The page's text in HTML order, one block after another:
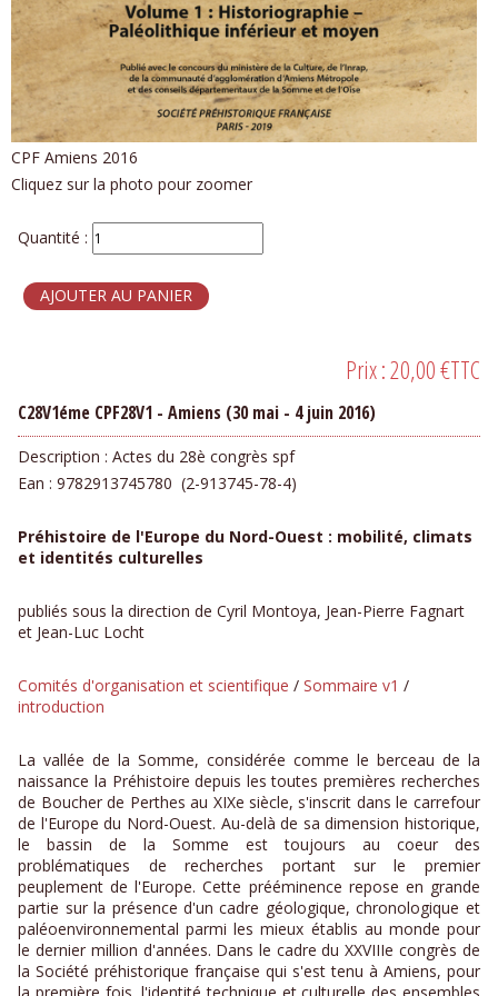
CPF Amiens 2016
Cliquez sur la photo pour zoomer
Quantité :
Prix :20,00 €TTC
C28V1éme CPF28V1 - Amiens (30 mai - 4 juin 2016)
Description :Actes du 28è congrès spf
Ean : 9782913745780 (2-913745-78-4)
Préhistoire de l'Europe du Nord-Ouest : mobilité, climats
et identités culturelles
publiés sous la direction de Cyril Montoya, Jean-Pierre Fagnart
et Jean-Luc Locht
Comités d'organisation et scientifique /Sommaire v1 /
introduction
La vallée de la Somme, considérée comme le berceau de la
naissance la Préhistoire depuis les toutes premières recherches
de Boucher de Perthes au XIXe siècle, s'inscrit dans le carrefour
de l'Europe du Nord-Ouest. Au-delà de sa dimension historique,
le bassin de la Somme est toujours au coeur des
problématiques de recherches portant sur le premier
peuplement de l'Europe. Cette prééminence repose en grande
partie sur la présence d'un cadre géologique, chronologique et
paléoenvironnemental parmi les mieux établis au monde pour
le dernier million d'années. Dans le cadre du XXVIIIe congrès de
la Société préhistorique française qui s'est tenu à Amiens, pour